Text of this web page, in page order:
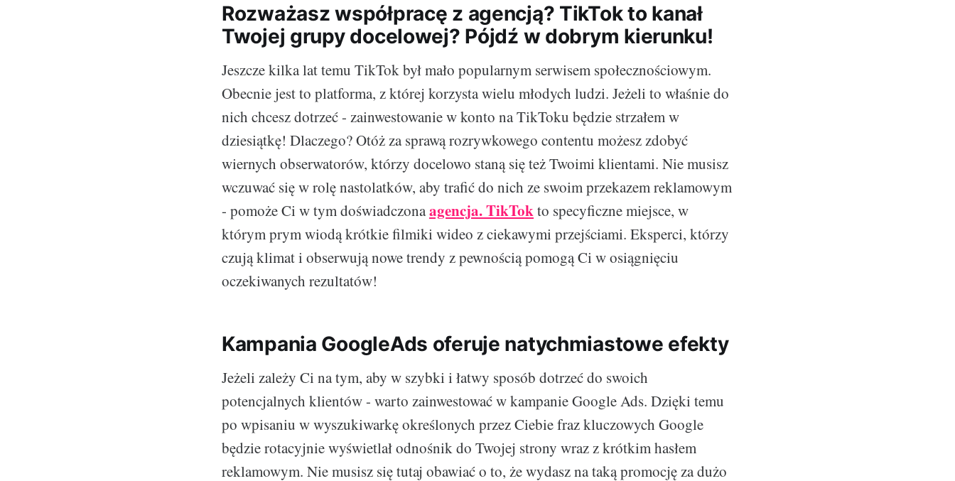
Rozważasz współpracę z agencją? TikTok to kanał
Twojej grupy docelowej? Pójdź w dobrym kierunku!
Jeszcze kilka lat temu TikTok był mało popularnym serwisem społecznościowym.
Obecnie jest to platforma, z której korzysta wielu młodych ludzi. Jeżeli to właśnie do
nich chcesz dotrzeć - zainwestowanie w konto na TikToku będzie strzałem w
dziesiątkę! Dlaczego? Otóż za sprawą rozrywkowego contentu możesz zdobyć
wiernych obserwatorów, którzy docelowo staną się też Twoimi klientami. Nie musisz
wczuwać się w rolę nastolatków, aby trafić do nich ze swoim przekazem reklamowym
- pomoże Ci w tym doświadczonaagencja. TikTokto specyficzne miejsce, w
którym prym wiodą krótkie filmiki wideo z ciekawymi przejściami. Eksperci, którzy
czują klimat i obserwują nowe trendy z pewnością pomogą Ci w osiągnięciu
oczekiwanych rezultatów!
Kampania GoogleAds oferuje natychmiastowe efekty
Jeżeli zależy Ci na tym, aby w szybki i łatwy sposób dotrzeć do swoich
potencjalnych klientów - warto zainwestować w kampanie Google Ads. Dzięki temu
po wpisaniu w wyszukiwarkę określonych przez Ciebie fraz kluczowych Google
będzie rotacyjnie wyświetlał odnośnik do Twojej strony wraz z krótkim hasłem
reklamowym. Nie musisz się tutaj obawiać o to, że wydasz na taką promocję za dużo